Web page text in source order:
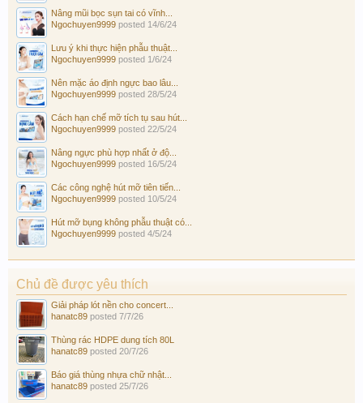
Nâng mũi bọc sụn tai có vĩnh...
Ngochuyen9999 posted 14/6/24
Lưu ý khi thực hiện phẫu thuật...
Ngochuyen9999 posted 1/6/24
Nên mặc áo định ngực bao lâu...
Ngochuyen9999 posted 28/5/24
Cách hạn chế mỡ tích tụ sau hút...
Ngochuyen9999 posted 22/5/24
Nâng ngực phù hợp nhất ở độ...
Ngochuyen9999 posted 16/5/24
Các công nghệ hút mỡ tiên tiến...
Ngochuyen9999 posted 10/5/24
Hút mỡ bụng không phẫu thuật có...
Ngochuyen9999 posted 4/5/24
Chủ đề được yêu thích
Giải pháp lót nền cho concert...
hanatc89 posted 7/7/26
Thùng rác HDPE dung tích 80L
hanatc89 posted 20/7/26
Báo giá thùng nhựa chữ nhật...
hanatc89 posted 25/7/26